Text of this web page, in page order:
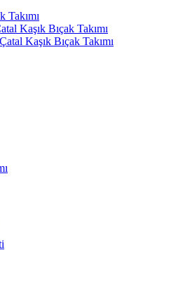
Takımı
Kaşık Bıçak Takımı
Kaşık Bıçak Takımı